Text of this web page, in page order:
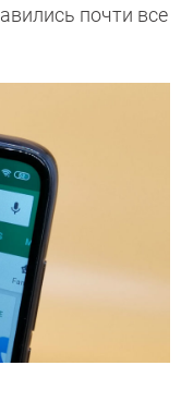
почти все